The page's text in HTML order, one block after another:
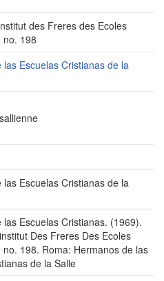
des Freres des Ecoles
no. 198
las Escuelas Cristianas de la
las Escuelas Cristianas de la
las Escuelas Cristianas. (1969).
Des Freres Des Ecoles
198. Roma: Hermanos de las
de la Salle